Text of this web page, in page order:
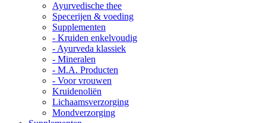
Ayurvedische thee
Specerijen & voeding
Supplementen
- Kruiden enkelvoudig
- Ayurveda klassiek
- Mineralen
- M.A. Producten
- Voor vrouwen
Kruidenoliën
Lichaamsverzorging
Mondverzorging